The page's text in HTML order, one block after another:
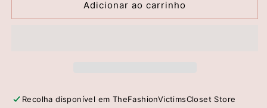
Blazer
de
Blazer
Adicionar ao carrinho
Recolha disponível em TheFashionVictimsCloset Store